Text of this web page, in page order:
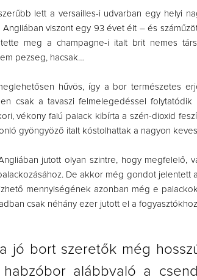
lett a versailles-i udvarban egy helyi
viszont egy 93 évet élt – és
meg a champagne-i italt brit nemes
pezseg, hacsak…
hűvös, így a bor természetes
csak a tavaszi felmelegedéssel
vékony falú palack kibírta a szén-dioxid
gyöngyöző italt kóstolhattak a nagyon
jutott olyan szintre, hogy megfelelő,
De akkor még gondot jelentett
mennyiségének azonban még e
csak néhány ezer jutott el a
jó bort szeretők még
alábbvaló a